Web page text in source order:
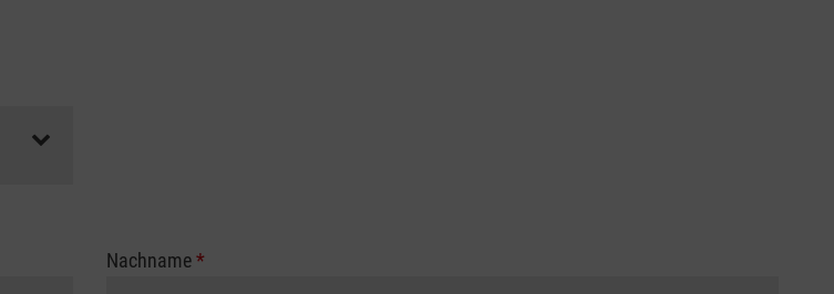
Nachname*